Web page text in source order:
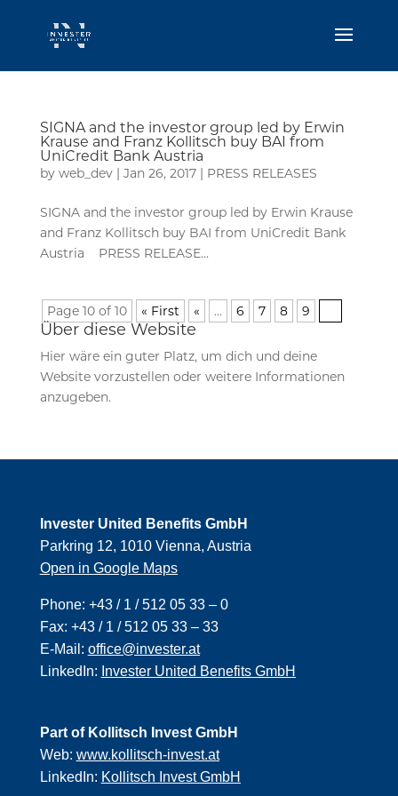
SIGNA and the investor group led by Erwin
Krause and Franz Kollitsch buy BAI from
UniCredit Bank Austria
by web_dev| Jan 26, 2017| PRESS RELEASES
SIGNA and the investor group led by Erwin Krause
and Franz Kollitsch buy BAI from UniCredit Bank
Austria PRESS RELEASE...
Page 10 of 10 « First « ... 6 7 8 9
Über diese Website
Hier wäre ein guter Platz, um dich und deine
Website vorzustellen oder weitere Informationen
anzugeben.
Invester United Benefits GmbH
Parkring 12, 1010 Vienna, Austria
Open in Google Maps
Phone: +43 / 1 / 512 05 33 – 0
Fax: +43 / 1 / 512 05 33 – 33
E-Mail: office@invester.at
LinkedIn: Invester United Benefits GmbH
Part of Kollitsch Invest GmbH
Web: www.kollitsch-invest.at
LinkedIn: Kollitsch Invest GmbH